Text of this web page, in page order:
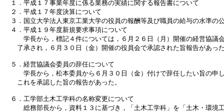
１．平成１７事業年度に係る業務の実績に関する報告書について
２．平成１７年度決算について
３．国立大学法人東京工業大学の役員の報酬等及び職員の給与の水準の
４．平成１９年度新規要求事項について
学長から，標記４件については，６月２６日（月）開催の経営協議
了承され，６月３０日（金）開催の役員会で承認された旨報告があっ
５．経営協議会委員の辞任について
学長から，松本委員から６月３０日（金）付けで辞任したい旨の申
これを承認した旨の報告があった。
６．工学部土木工学科の名称変更について
総務部長から，資料１３に基づき，「土木工学科」を「土木・環境